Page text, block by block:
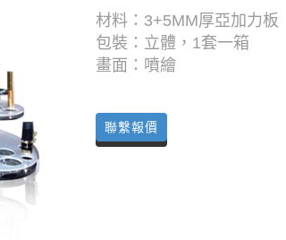
材料：3+5MM厚亞加力板
包裝：立體，1套一箱
畫面：噴繪
聯繫報價